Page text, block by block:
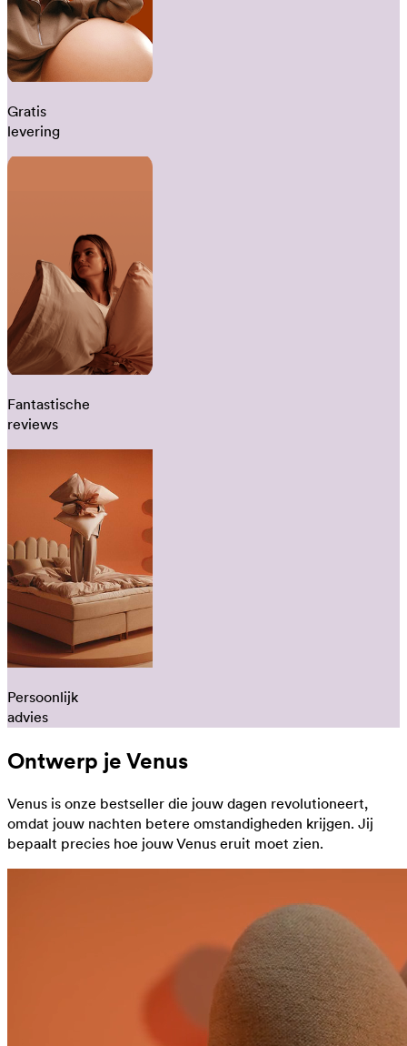
Gratis
levering
Fantastische
reviews
Persoonlijk
advies
Ontwerp je Venus
Venus is onze bestseller die jouw dagen revolutioneert,
omdat jouw nachten betere omstandigheden krijgen. Jij
bepaalt precies hoe jouw Venus eruit moet zien.